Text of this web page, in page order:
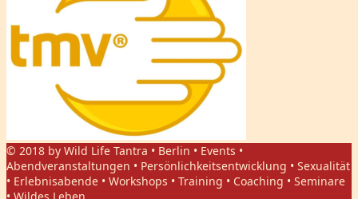
© 2018 by Wild Life Tantra • Berlin • Events •
Abendveranstaltungen • Persönlichkeitsentwicklung • Sexualität
• Erlebnisabende • Workshops • Training • Coaching • Seminare